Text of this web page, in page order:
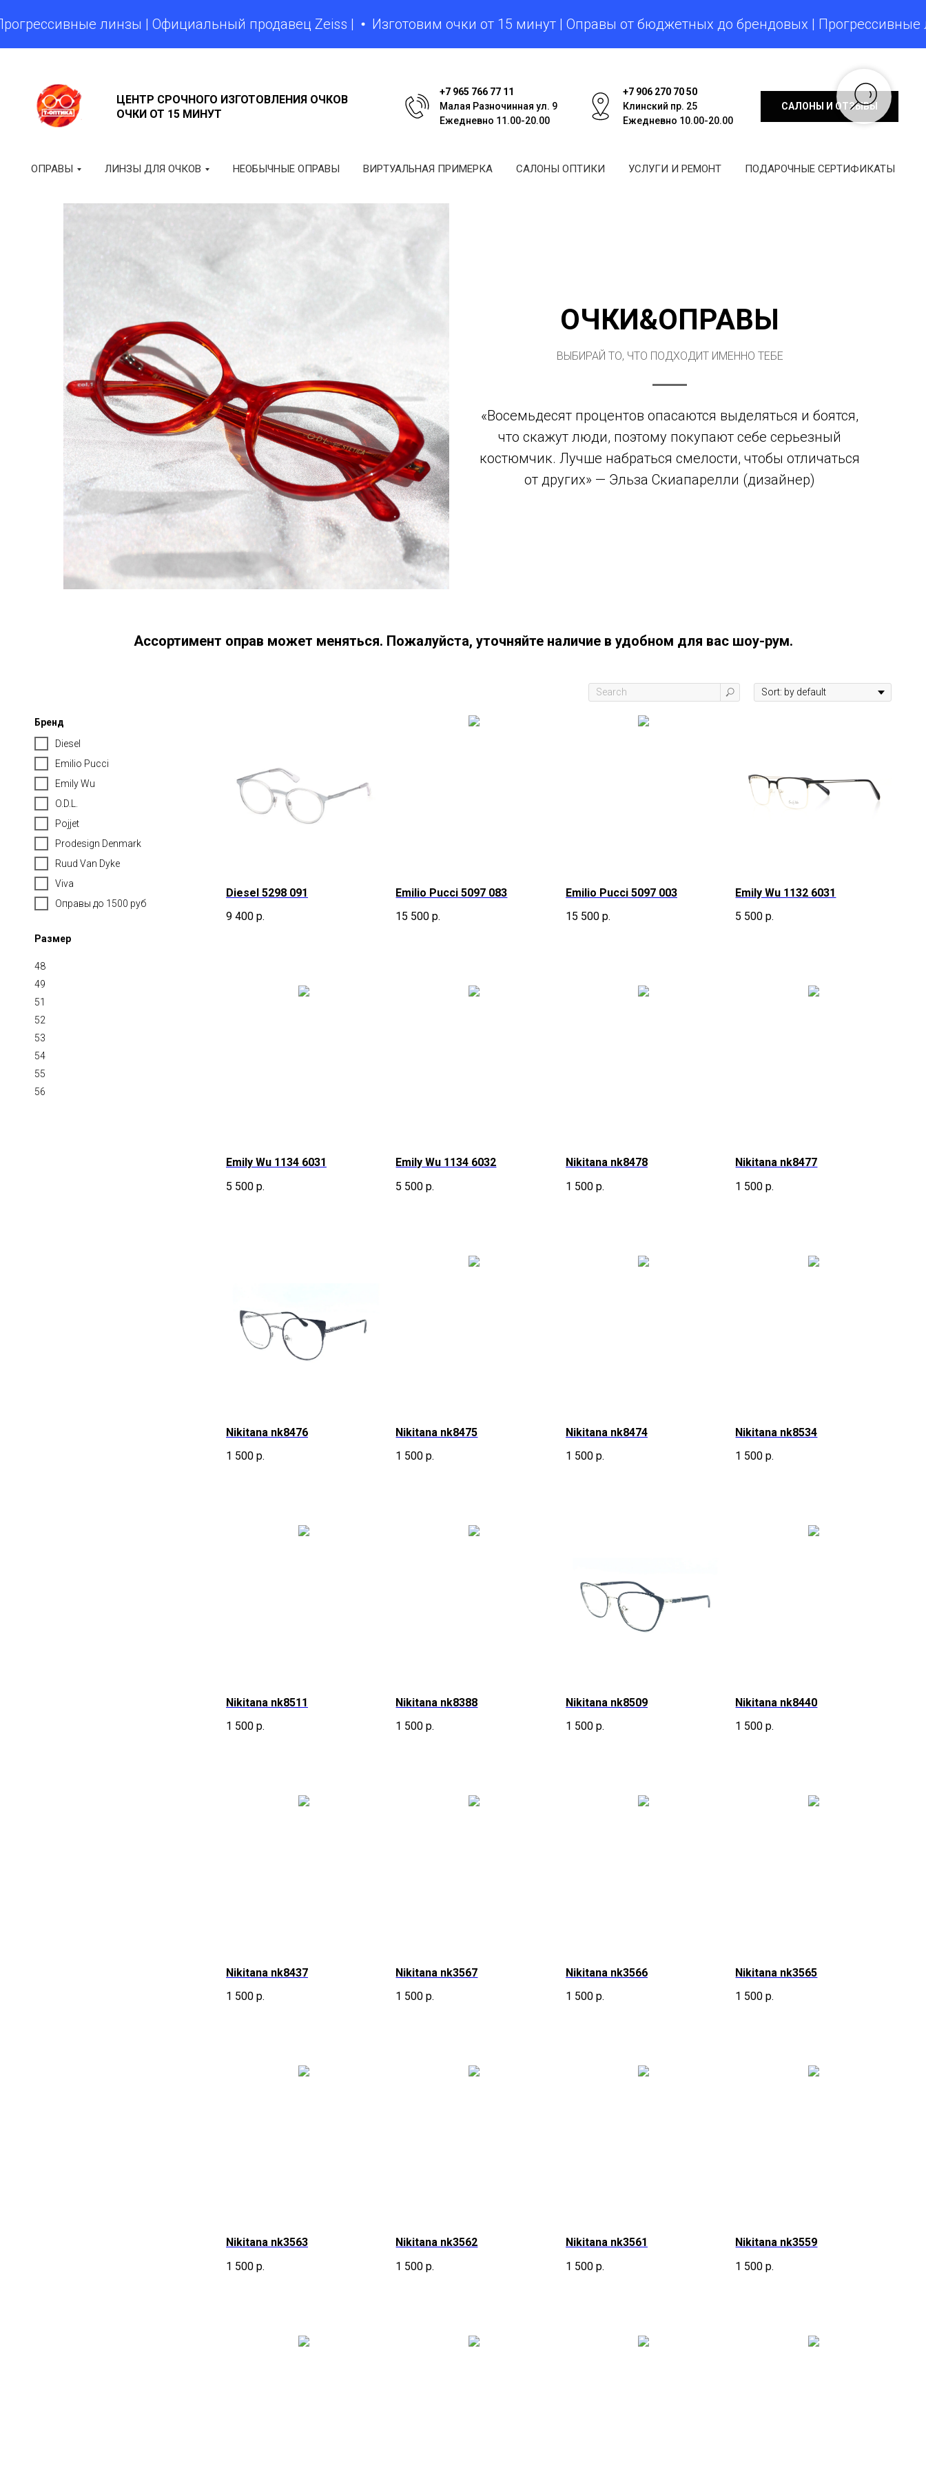
линзы | Официальный продавец Zeiss | Изготовим очки от 15 минут | Оправы от бюджетных до брендовых | Прогрессивные
ЦЕНТР СРОЧНОГО ИЗГОТОВЛЕНИЯ ОЧКОВ
ОЧКИ ОТ 15 МИНУТ
+7 965 766 77 11
Малая Разночинная ул. 9
Ежедневно 11.00-20.00
+7 906 270 70 50
Клинский пр. 25
Ежедневно 10.00-20.00
САЛОНЫ И ОТЗЫВЫ
ОПРАВЫ ЛИНЗЫ ДЛЯ ОЧКОВ НЕОБЫЧНЫЕ ОПРАВЫ ВИРТУАЛЬНАЯ ПРИМЕРКА САЛОНЫ ОПТИКИ УСЛУГИ И РЕМОНТ ПОДАРОЧНЫЕ СЕРТИФИКАТЫ
ОЧКИ&ОПРАВЫ
ВЫБИРАЙ ТО, ЧТО ПОДХОДИТ ИМЕННО ТЕБЕ
«Восемьдесят процентов опасаются выделяться и боятся,
что скажут люди, поэтому покупают себе серьезный
костюмчик. Лучше набраться смелости, чтобы отличаться
от других» — Эльза Скиапарелли (дизайнер)
Ассортимент оправ может меняться. Пожалуйста, уточняйте наличие в удобном для вас шоу-рум.
Бренд
Diesel
Emilio Pucci
Emily Wu
O.D.L.
Pojjet
Prodesign Denmark
Ruud Van Dyke
Viva
Оправы до 1500 руб
Размер
48
49
51
52
53
54
55
56
Diesel 5298 091
9 400 р.
Emilio Pucci 5097 083
15 500 р.
Emilio Pucci 5097 003
15 500 р.
Emily Wu 1132 6031
5 500 р.
Emily Wu 1134 6031
5 500 р.
Emily Wu 1134 6032
5 500 р.
Nikitana nk8478
1 500 р.
Nikitana nk8477
1 500 р.
Nikitana nk8476
1 500 р.
Nikitana nk8475
1 500 р.
Nikitana nk8474
1 500 р.
Nikitana nk8534
1 500 р.
Nikitana nk8511
1 500 р.
Nikitana nk8388
1 500 р.
Nikitana nk8509
1 500 р.
Nikitana nk8440
1 500 р.
Nikitana nk8437
1 500 р.
Nikitana nk3567
1 500 р.
Nikitana nk3566
1 500 р.
Nikitana nk3565
1 500 р.
Nikitana nk3563
1 500 р.
Nikitana nk3562
1 500 р.
Nikitana nk3561
1 500 р.
Nikitana nk3559
1 500 р.